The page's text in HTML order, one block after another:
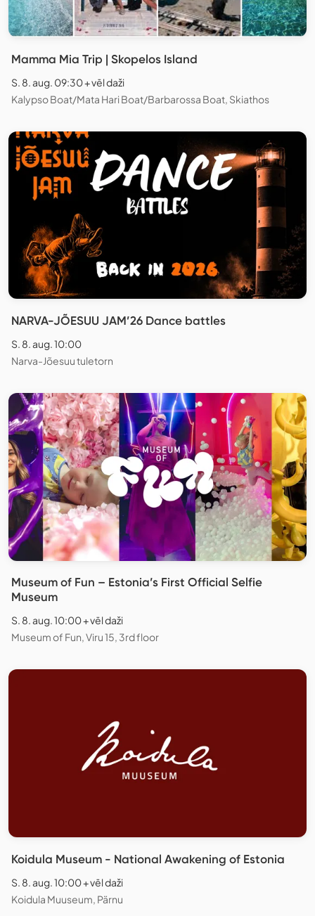
Mamma Mia Trip | Skopelos Island
S. 8. aug. 09:30 + vēl daži
Kalypso Boat/Mata Hari Boat/Barbarossa Boat, Skiathos
NARVA-JÕESUU JAM’26 Dance battles
S. 8. aug. 10:00
Narva-Jõesuu tuletorn
Museum of Fun – Estonia’s First Official Selfie
Museum
S. 8. aug. 10:00 + vēl daži
Museum of Fun, Viru 15, 3rd floor
Koidula Museum - National Awakening of Estonia
S. 8. aug. 10:00 + vēl daži
Koidula Muuseum, Pärnu